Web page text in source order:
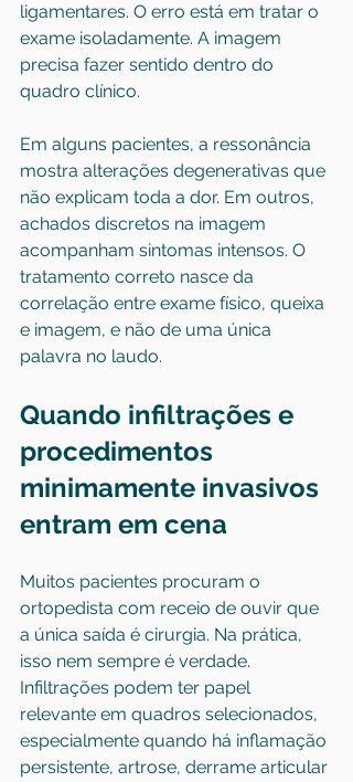
ligamentares. O erro está em tratar o
exame isoladamente. A imagem
precisa fazer sentido dentro do
quadro clínico.
Em alguns pacientes, a ressonância
mostra alterações degenerativas que
não explicam toda a dor. Em outros,
achados discretos na imagem
acompanham sintomas intensos. O
tratamento correto nasce da
correlação entre exame físico, queixa
e imagem, e não de uma única
palavra no laudo.
Quando infiltrações e
procedimentos
minimamente invasivos
entram em cena
Muitos pacientes procuram o
ortopedista com receio de ouvir que
a única saída é cirurgia. Na prática,
isso nem sempre é verdade.
Infiltrações podem ter papel
relevante em quadros selecionados,
especialmente quando há inflamação
persistente, artrose, derrame articular